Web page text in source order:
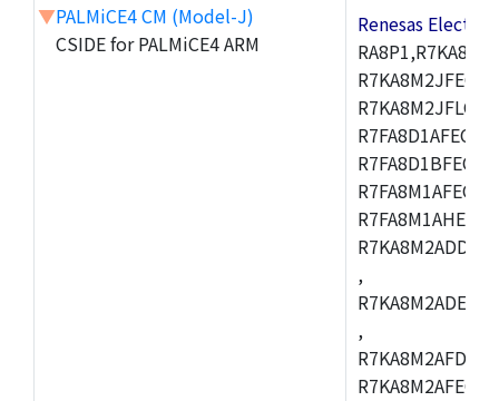
▼PALMiCE4 CM (Model-J)
CSIDE for PALMiCE4 ARM
Renesas
,
,